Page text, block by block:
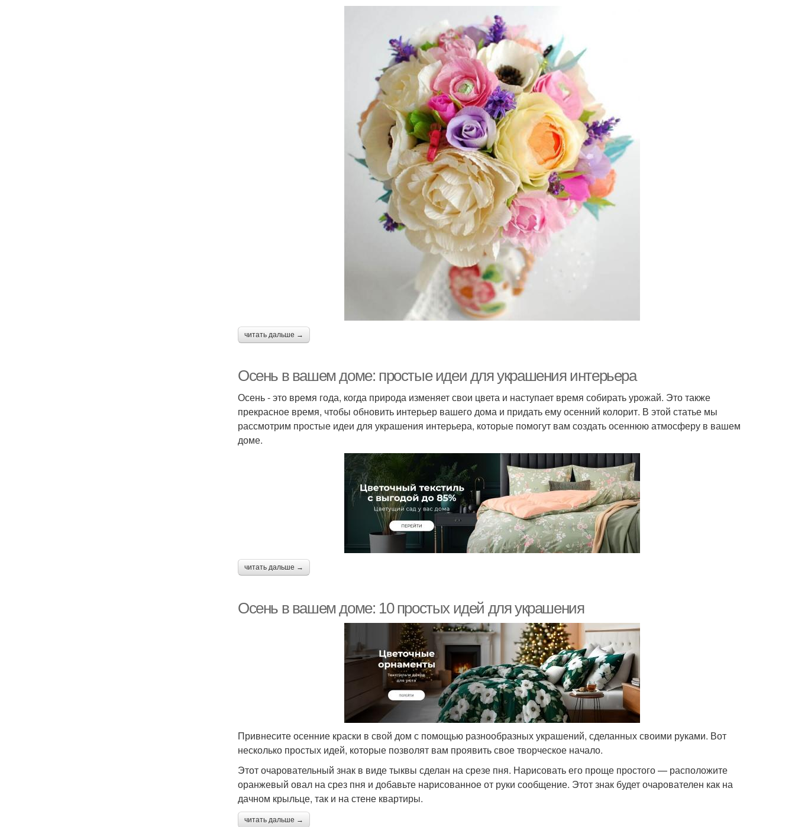
читать дальше →
Осень в вашем доме: простые идеи для украшения интерьера
Осень - это время года, когда природа изменяет свои цвета и наступает время собирать урожай. Это также
прекрасное время, чтобы обновить интерьер вашего дома и придать ему осенний колорит. В этой статье мы
рассмотрим простые идеи для украшения интерьера, которые помогут вам создать осеннюю атмосферу в вашем
доме.
читать дальше →
Осень в вашем доме: 10 простых идей для украшения
Привнесите осенние краски в свой дом с помощью разнообразных украшений, сделанных своими руками. Вот
несколько простых идей, которые позволят вам проявить свое творческое начало.
Этот очаровательный знак в виде тыквы сделан на срезе пня. Нарисовать его проще простого — расположите
оранжевый овал на срез пня и добавьте нарисованное от руки сообщение. Этот знак будет очарователен как на
дачном крыльце, так и на стене квартиры.
читать дальше →